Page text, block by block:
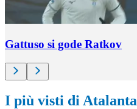
Gattuso si gode Ratkov
I più visti di Atalanta